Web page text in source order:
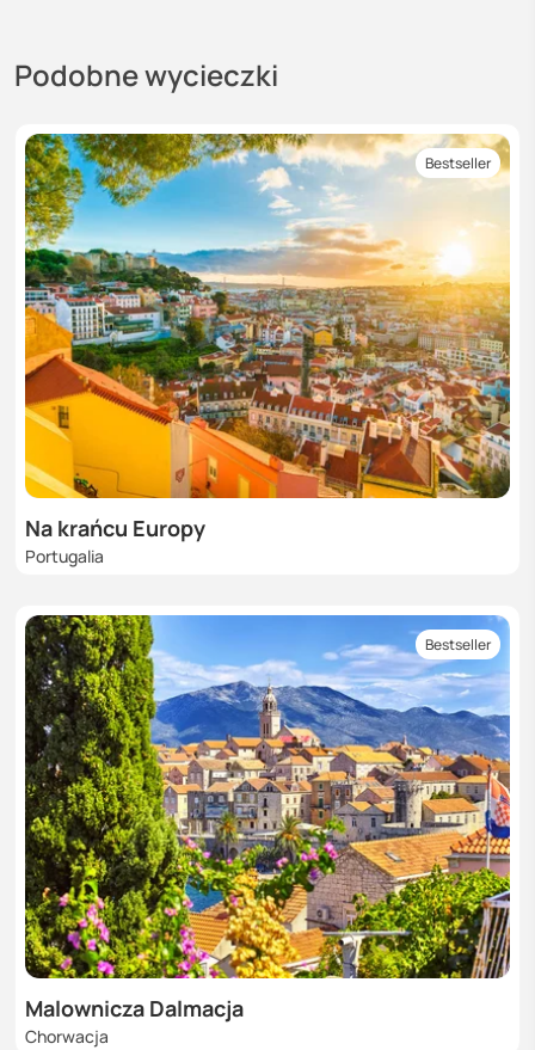
Podobne wycieczki
Bestseller
Na krańcu Europy
Portugalia
Bestseller
Malownicza Dalmacja
Chorwacja